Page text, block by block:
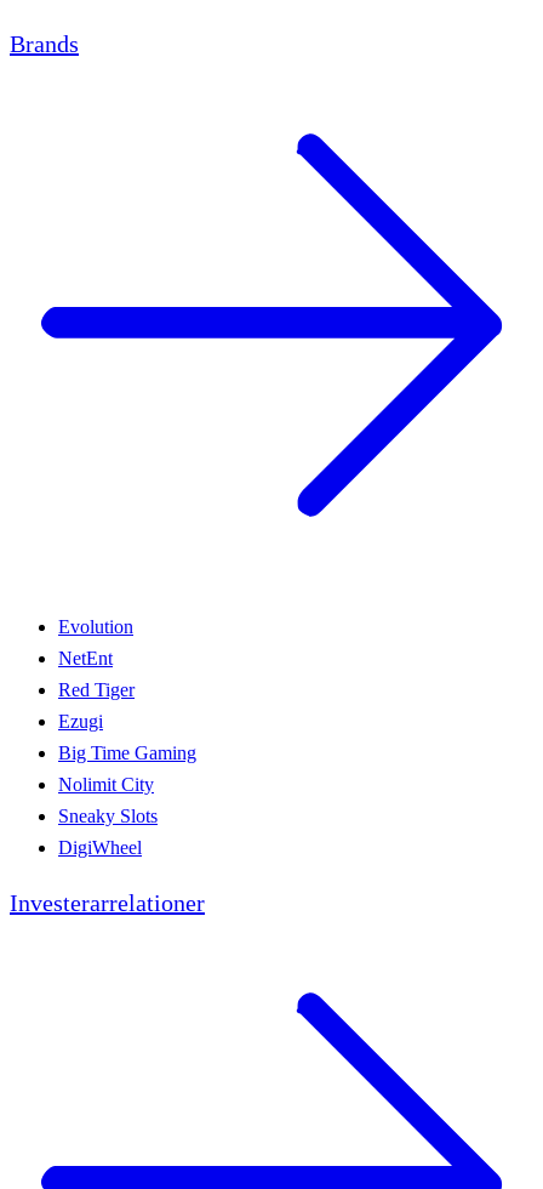
Brands
Evolution
NetEnt
Red Tiger
Ezugi
Big Time Gaming
Nolimit City
Sneaky Slots
DigiWheel
Investerarrelationer